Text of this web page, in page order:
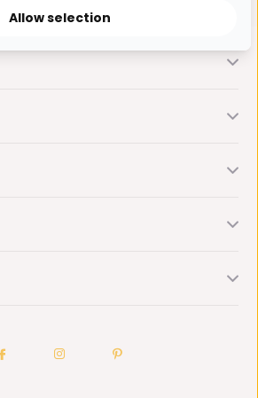
Allow selection